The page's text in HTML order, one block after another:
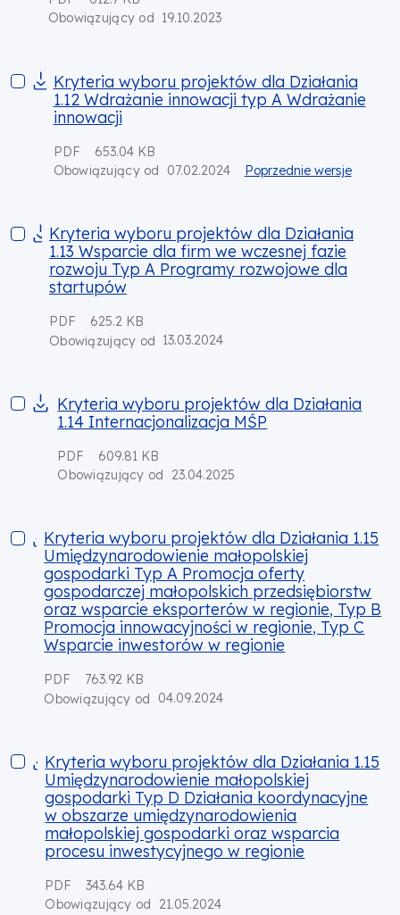
Obowiązujący od
19.10.2023
Kryteria wyboru projektów dla Działania 1.12 Wdrażanie
Kryteria wyboru projektów dla Działania
1.12 Wdrażanie innowacji typ A Wdrażanie
innowacji
PDF
653.04 KB
Obowiązujący od
07.02.2024 Poprzednie wersje
Kryteria wyboru projektów dla Działania 1.13 Wsparcie dla
Kryteria wyboru projektów dla Działania
1.13 Wsparcie dla firm we wczesnej fazie
rozwoju Typ A Programy rozwojowe dla
startupów
PDF
625.2 KB
Obowiązujący od 13.03.2024
Kryteria wyboru projektów dla Działania 1.14
Kryteria wyboru projektów dla Działania
1.14 Internacjonalizacja MŚP
PDF
609.81 KB
Obowiązujący od
23.04.2025
Kryteria wyboru projektów dla Działania 1.15
Kryteria wyboru projektów dla Działania 1.15
Umiędzynarodowienie małopolskiej
gospodarki Typ A Promocja oferty
gospodarczej małopolskich przedsiębiorstw
oraz wsparcie eksporterów w regionie, Typ B
Promocja innowacyjności w regionie, Typ C
Wsparcie inwestorów w regionie
PDF
763.92 KB
Obowiązujący od
04.09.2024
Kryteria wyboru projektów dla Działania 1.15
Kryteria wyboru projektów dla Działania 1.15
Umiędzynarodowienie małopolskiej
gospodarki Typ D Działania koordynacyjne
w obszarze umiędzynarodowienia
małopolskiej gospodarki oraz wsparcia
procesu inwestycyjnego w regionie
PDF
343.64 KB
Obowiązujący od
21.05.2024